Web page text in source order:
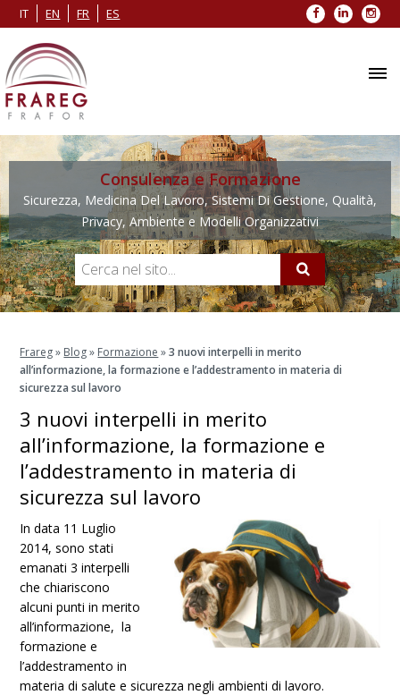
IT EN FR ES Facebook
LinkedIn
Consulenza e Formazione
Sicurezza, Medicina Del Lavoro, Sistemi Di Gestione, Qualità,
Privacy, Ambiente e Modelli Organizzativi
Frareg» Blog» Formazione »3 nuovi interpelli in merito
all’informazione, la formazione e l’addestramento in materia di
sicurezza sul lavoro
3 nuovi interpelli in merito
all’informazione, la formazione e
l’addestramento in materia di
sicurezza sul lavoro
In data 11 Luglio
2014, sono stati
emanati 3 interpelli
che chiariscono
alcuni punti in merito
all’informazione, la
formazione e
l’addestramento in
materia di salute e sicurezza negli ambienti di lavoro.